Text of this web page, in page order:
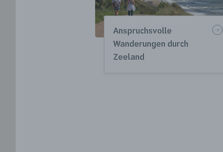
Anspruchsvolle
Wanderungen durch
Zeeland